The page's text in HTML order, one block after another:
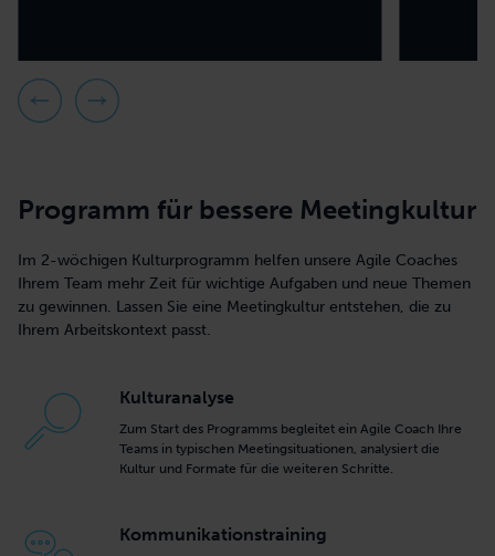
Programm für bessere Meetingkultur
Im 2-wöchigen Kulturprogramm helfen unsere Agile Coaches
Ihrem Team mehr Zeit für wichtige Aufgaben und neue Themen
zu gewinnen. Lassen Sie eine Meetingkultur entstehen, die zu
Ihrem Arbeitskontext passt.
Kulturanalyse
Zum Start des Programms begleitet ein Agile Coach Ihre
Teams in typischen Meetingsituationen, analysiert die
Kultur und Formate für die weiteren Schritte.
Kommunikationstraining